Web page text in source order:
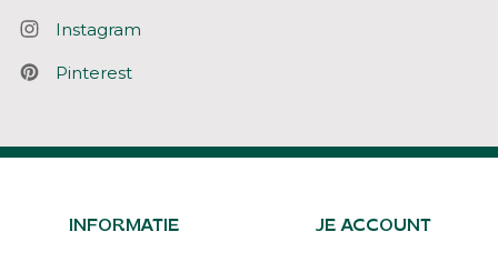
Instagram
Pinterest
INFORMATIE JE ACCOUNT